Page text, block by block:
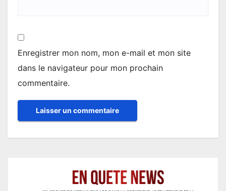
Enregistrer mon nom, mon e-mail et mon site
dans le navigateur pour mon prochain
commentaire.